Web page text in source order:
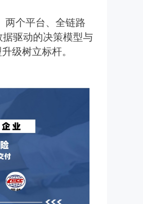
两个平台、全链路
驱动的决策模型与
级树立标杆。